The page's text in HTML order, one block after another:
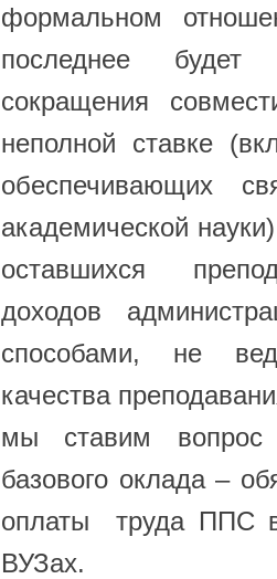
формальном
последнее
сокращения
неполной ставке
обеспечивающих
академической
оставшихся
доходов
способами, не
качества
мы ставим
базового оклада –
оплаты труда ППС
ВУЗах.